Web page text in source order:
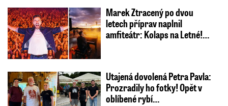
Marek Ztracený po dvou
letech příprav naplnil
amfiteátr: Kolaps na Letné!…
Utajená dovolená Petra Pavla:
Prozradily ho fotky! Opět v
oblíbené rybí…